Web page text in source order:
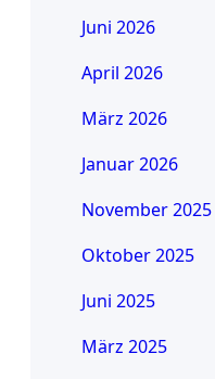
Juni 2026
April 2026
März 2026
Januar 2026
November 2025
Oktober 2025
Juni 2025
März 2025